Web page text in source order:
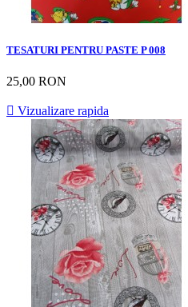
TESATURI PENTRU PASTE P 008
25,00 RON
 Vizualizare rapida